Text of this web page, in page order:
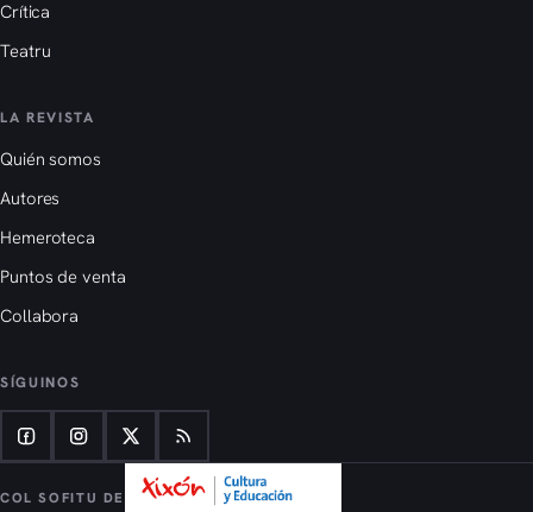
Crítica
Teatru
LA REVISTA
Quién somos
Autores
Hemeroteca
Puntos de venta
Collabora
SÍGUINOS
COL SOFITU DE